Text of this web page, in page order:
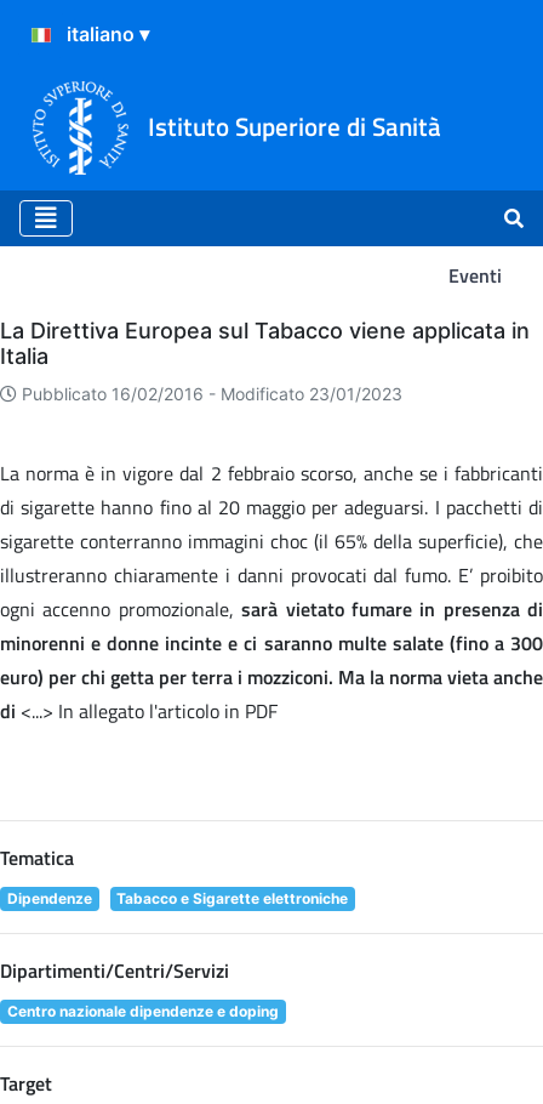
Istituto Superiore di Sanità
Eventi
Eventi
La Direttiva Europea sul Tabacco viene applicata in
Italia
Pubblicato 16/02/2016 - Modificato 23/01/2023
La norma è in vigore dal 2 febbraio scorso, anche se i fabbricanti
di sigarette hanno fino al 20 maggio per adeguarsi. I pacchetti di
sigarette conterranno immagini choc (il 65% della superficie), che
illustreranno chiaramente i danni provocati dal fumo. E’ proibito
ogni accenno promozionale,sarà vietato fumare in presenza di
minorenni e donne incinte e ci saranno multe salate (fino a 300
euro) per chi getta per terra i mozziconi. Ma la norma vieta anche
di <...> In allegato l'articolo in PDF
Tematica
Dipendenze Tabacco e Sigarette elettroniche
Dipartimenti/Centri/Servizi
Centro nazionale dipendenze e doping
Target